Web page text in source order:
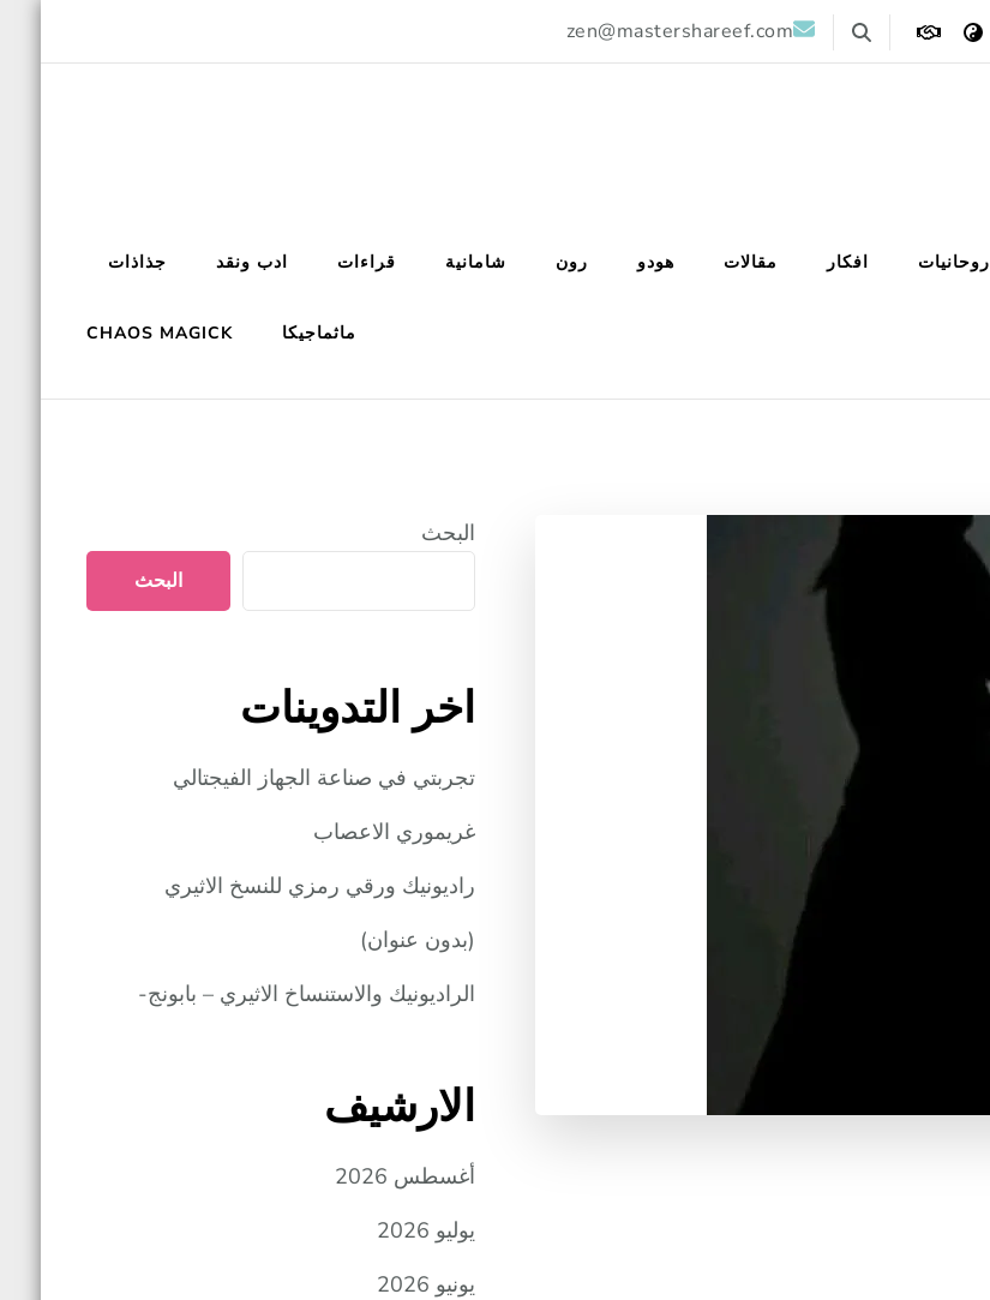
zen@mastershareef.com
روحانيات افكار مقالات هودو رون شامانية قراءات ادب ونقد جذاذات
ماثماجيكا CHAOS MAGICK
البحث
البحث
اخر التدوينات
تجربتي في صناعة الجهاز الفيجتالي
غريموري الاعصاب
راديونيك ورقي رمزي للنسخ الاثيري
(بدون عنوان)
الراديونيك والاستنساخ الاثيري – بابونج-
الارشيف
أغسطس 2026
يوليو 2026
يونيو 2026